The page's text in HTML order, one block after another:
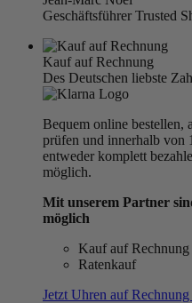
Geschäftsführer Trusted
Kauf auf Rechnung
Des Deutschen liebste
Bequem online bestellen,
prüfen und innerhalb von
entweder komplett
möglich.
Mit unserem Partner
möglich
Kauf auf Rechnung
Ratenkauf
Jetzt Uhren auf